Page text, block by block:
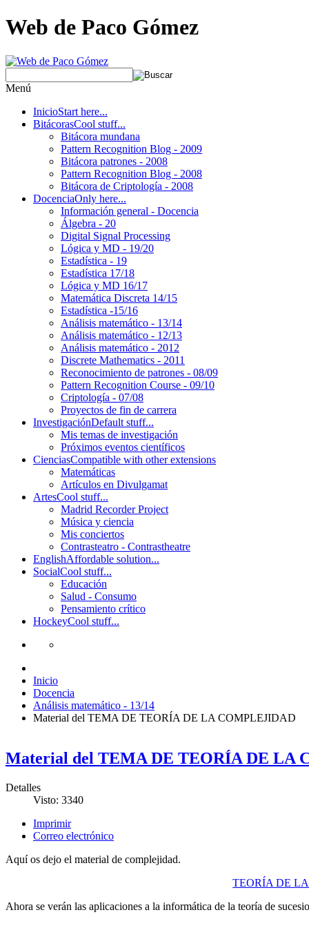
Web de Paco Gómez
Menú
InicioStart here...
BitácorasCool stuff...
Bitácora mundana
Pattern Recognition Blog - 2009
Bitácora patrones - 2008
Pattern Recognition Blog - 2008
Bitácora de Criptología - 2008
DocenciaOnly here...
Información general - Docencia
Álgebra - 20
Digital Signal Processing
Lógica y MD - 19/20
Estadística - 19
Estadística 17/18
Lógica y MD 16/17
Matemática Discreta 14/15
Estadística -15/16
Análisis matemático - 13/14
Análisis matemático - 12/13
Análisis matemático - 2012
Discrete Mathematics - 2011
Reconocimiento de patrones - 08/09
Pattern Recognition Course - 09/10
Criptología - 07/08
Proyectos de fin de carrera
InvestigaciónDefault stuff...
Mis temas de investigación
Próximos eventos científicos
CienciasCompatible with other extensions
Matemáticas
Artículos en Divulgamat
ArtesCool stuff...
Madrid Recorder Project
Música y ciencia
Mis conciertos
Contrasteatro - Contrastheatre
EnglishAffordable solution...
SocialCool stuff...
Educación
Salud - Consumo
Pensamiento crítico
HockeyCool stuff...
Inicio
Docencia
Análisis matemático - 13/14
Material del TEMA DE TEORÍA DE LA COMPLEJIDAD
Material del TEMA DE TEORÍA DE LA
Detalles
Visto: 3340
Imprimir
Correo electrónico
Aquí os dejo el material de complejidad.
TEORÍA DE
Ahora se verán las aplicaciones a la informática de la teoría de